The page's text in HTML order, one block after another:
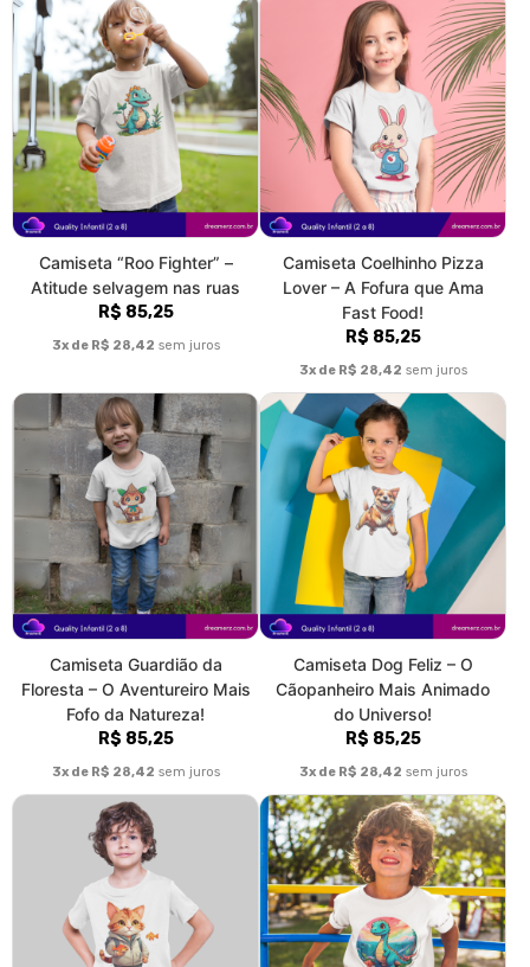
Camiseta “Roo Fighter” –
Atitude selvagem nas ruas
R$ 85,25
3x de R$ 28,42 sem juros
Camiseta Coelhinho Pizza
Lover – A Fofura que Ama
Fast Food!
R$ 85,25
3x de R$ 28,42 sem juros
Camiseta Guardião da
Floresta – O Aventureiro Mais
Fofo da Natureza!
R$ 85,25
3x de R$ 28,42 sem juros
Camiseta Dog Feliz – O
Cãopanheiro Mais Animado
do Universo!
R$ 85,25
3x de R$ 28,42 sem juros